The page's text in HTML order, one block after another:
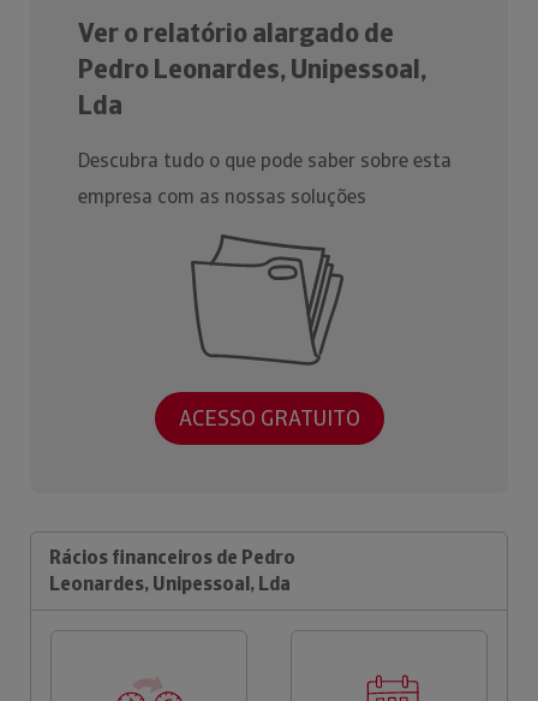
Ver o relatório alargado de
Pedro Leonardes, Unipessoal,
Lda
Descubra tudo o que pode saber sobre esta
empresa com as nossas soluções
ACESSO GRATUITO
Rácios financeiros de Pedro
Leonardes, Unipessoal, Lda